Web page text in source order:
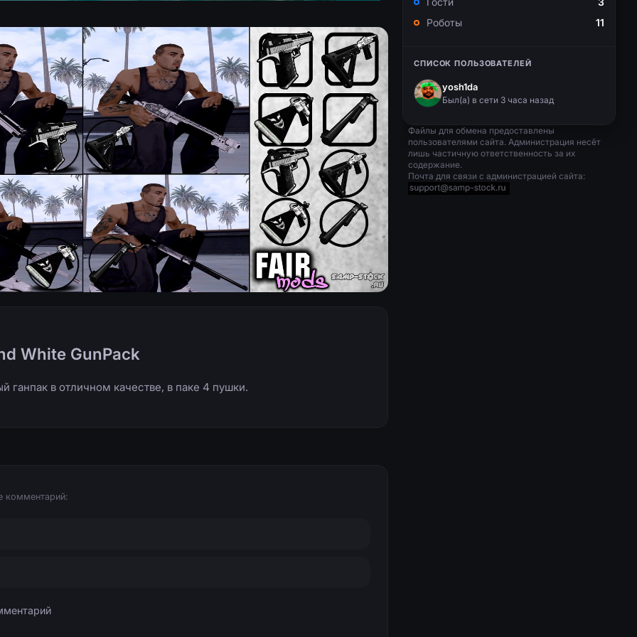
White GunPack
ганпак в отличном качестве, в паке 4 пушки.
комментарий:
Роботы
11
СПИСОК ПОЛЬЗОВАТЕЛЕЙ
yosh1da
Был(a) в сети 3 часа назад
Файлы для обмена предоставлены
пользователями сайта. Администрация несёт
лишь частичную ответственность за их
содержание.
Почта для связи с администрацией сайта: